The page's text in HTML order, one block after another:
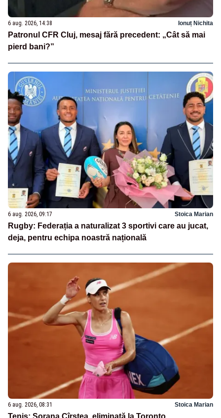
6 aug. 2026, 14:38 Ionuț Nichita
Patronul CFR Cluj, mesaj fără precedent: „Cât să mai
pierd bani?”
6 aug. 2026, 09:17 Stoica Marian
Rugby: Federația a naturalizat 3 sportivi care au jucat,
deja, pentru echipa noastră națională
6 aug. 2026, 08:31 Stoica Marian